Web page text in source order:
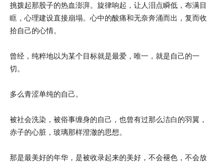
挑拨起那股子的热血澎湃。旋律响起，让人泪点瞬低，布满目
眶，心理建设直接崩塌。心中的酸痛和无奈奔涌而出，复而收
拾自己的心情。
曾经，纯粹地以为某个目标就是最爱，唯一，就是自己的一
切。
多么青涩单纯的自己。
被社会洗染，被俗事缠身的自己，也曾有过那么洁白的羽翼，
赤子的心脏，玻璃那样澄澈的思想。
那是最美好的年华，是被收录起来的美好，不会褪色，不会放